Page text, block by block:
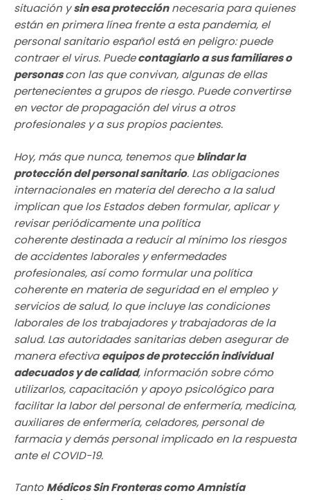
situación ysin esa protecciónnecesaria para quienes
están en primera línea frente a esta pandemia, el
personal sanitario español está en peligro: puede
contraer el virus. Puedecontagiarlo a sus familiares o
personascon las que convivan, algunas de ellas
pertenecientes a grupos de riesgo. Puede convertirse
en vector de propagación del virus a otros
profesionales y a sus propios pacientes.
Hoy, más que nunca, tenemos queblindar la
protección del personal sanitario. Las obligaciones
internacionales en materia del derecho a la salud
implican que los Estados deben formular, aplicar y
revisar periódicamente una política
coherente destinada a reducir al mínimo los riesgos
de accidentes laborales y enfermedades
profesionales, así como formular una política
coherente en materia de seguridad en el empleo y
servicios de salud, lo que incluye las condiciones
laborales de los trabajadores y trabajadoras de la
salud. Las autoridades sanitarias deben asegurar de
manera efectivaequipos de protección individual
adecuados y de calidad, información sobre cómo
utilizarlos, capacitación y apoyo psicológico para
facilitar la labor del personal de enfermería, medicina,
auxiliares de enfermería, celadores, personal de
farmacia y demás personal implicado en la respuesta
ante el COVID-19.
Tanto Médicos Sin Fronteras como Amnistía